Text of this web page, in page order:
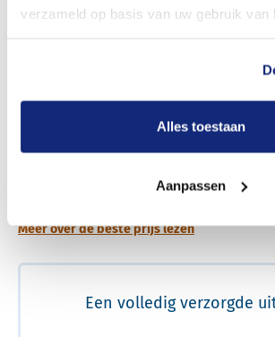
verzameld op basis van uw gebruik van
Alles toestaan
Aanpassen
Meer over de beste prijs lezen
Een volledig verzorgde